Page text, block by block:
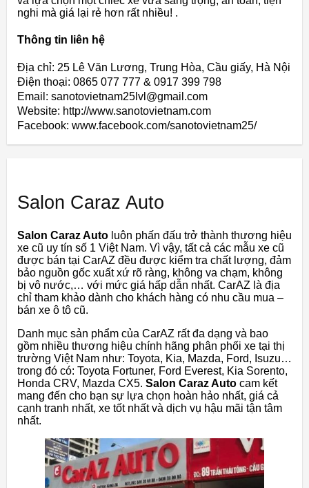
nghi mà giá lại rẻ hơn rất nhiều! .
Thông tin liên hệ
Địa chỉ: 25 Lê Văn Lương, Trung Hòa, Cầu giấy, Hà Nội
Điện thoại: 0865 077 777 & 0917 399 798
Email: sanotovietnam25lvl@gmail.com
Website: http://www.sanotovietnam.com
Facebook: www.facebook.com/sanotovietnam25/
Salon Caraz Auto
Salon Caraz Auto luôn phấn đấu trở thành thương hiệu
xe cũ uy tín số 1 Việt Nam. Vì vậy, tất cả các mẫu xe cũ
được bán tại CarAZ đều được kiểm tra chất lượng, đảm
bảo nguồn gốc xuất xứ rõ ràng, không va chạm, không
bị vô nước,… với mức giá hấp dẫn nhất. CarAZ là địa
chỉ tham khảo dành cho khách hàng có nhu cầu mua –
bán xe ô tô cũ.
Danh mục sản phẩm của CarAZ rất đa dạng và bao
gồm nhiều thương hiệu chính hãng phân phối xe tại thị
trường Việt Nam như: Toyota, Kia, Mazda, Ford, Isuzu…
trong đó có: Toyota Fortuner, Ford Everest, Kia Sorento,
Honda CRV, Mazda CX5. Salon Caraz Auto cam kết
mang đến cho bạn sự lựa chọn hoàn hảo nhất, giá cả
cạnh tranh nhất, xe tốt nhất và dịch vụ hậu mãi tận tâm
nhất.